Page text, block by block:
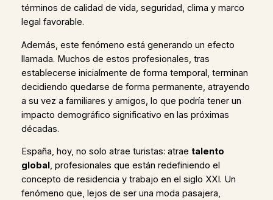
términos de calidad de vida, seguridad, clima y marco
legal favorable.
Además, este fenómeno está generando un efecto
llamada. Muchos de estos profesionales, tras
establecerse inicialmente de forma temporal, terminan
decidiendo quedarse de forma permanente, atrayendo
a su vez a familiares y amigos, lo que podría tener un
impacto demográfico significativo en las próximas
décadas.
España, hoy, no solo atrae turistas: atrae talento
global, profesionales que están redefiniendo el
concepto de residencia y trabajo en el siglo XXI. Un
fenómeno que, lejos de ser una moda pasajera,